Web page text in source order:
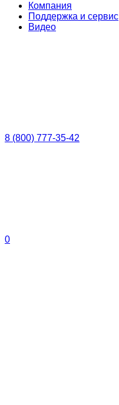
Компания
Поддержка и сервис
Видео
8 (800) 777-35-42
0